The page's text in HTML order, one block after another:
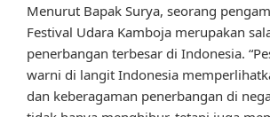
Menurut Bapak Surya, seorang
Festival Udara Kamboja merupakan
penerbangan terbesar di Indonesia.
warni di langit Indonesia
dan keberagaman penerbangan di